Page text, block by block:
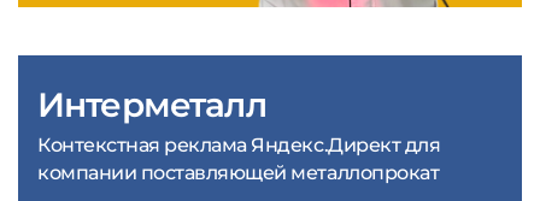
Интерметалл
Контекстная реклама Яндекс.Директ для
компании поставляющей металлопрокат